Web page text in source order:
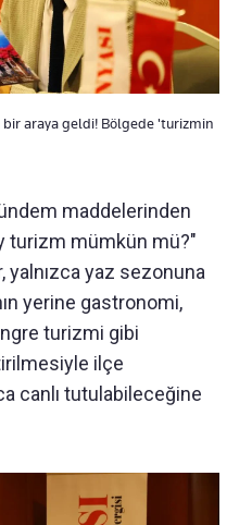
bir araya geldi! Bölgede 'turizmin
maddelerinden
turizm mümkün mü?"
yalnızca yaz sezonuna
yerine gastronomi,
turizmi gibi
ilçe
canlı tutulabileceğine